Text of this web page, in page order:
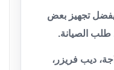
تجهيز بعض
طلب الصيانة.
ديب فريزر،